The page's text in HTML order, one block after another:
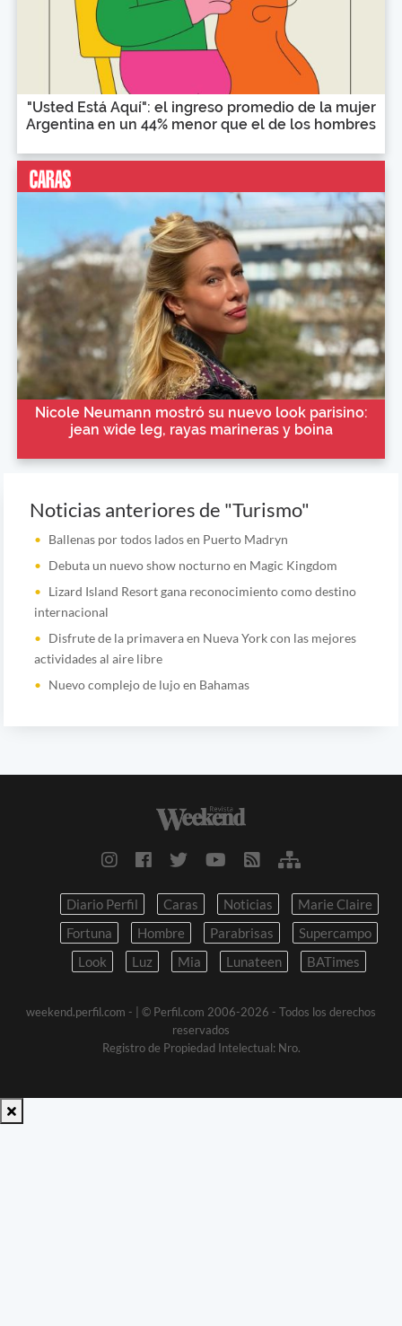
"Usted Está Aquí": el ingreso promedio de la mujer
Argentina en un 44% menor que el de los hombres
Nicole Neumann mostró su nuevo look parisino:
jean wide leg, rayas marineras y boina
Noticias anteriores de "Turismo"
Ballenas por todos lados en Puerto Madryn
Debuta un nuevo show nocturno en Magic Kingdom
Lizard Island Resort gana reconocimiento como destino
internacional
Disfrute de la primavera en Nueva York con las mejores
actividades al aire libre
Nuevo complejo de lujo en Bahamas
Diario Perfil Caras Noticias
Marie Claire
Fortuna
Hombre Parabrisas
Supercampo
Look
Luz Mia Lunateen BATimes
weekend.perfil.com -
| © Perfil.com 2006-2026 - Todos los derechos
reservados
Registro de Propiedad Intelectual: Nro.